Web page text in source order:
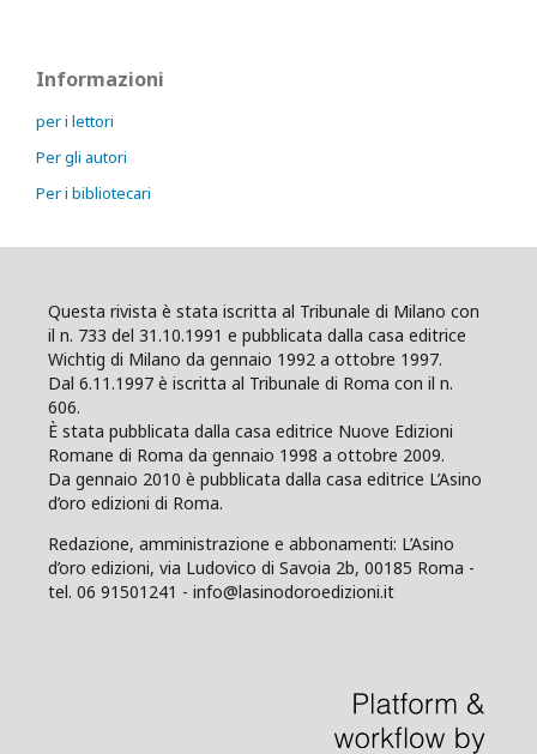
Informazioni
per i lettori
Per gli autori
Per i bibliotecari
Questa rivista è stata iscritta al Tribunale di Milano con
il n. 733 del 31.10.1991 e pubblicata dalla casa editrice
Wichtig di Milano da gennaio 1992 a ottobre 1997.
Dal 6.11.1997 è iscritta al Tribunale di Roma con il n.
606.
È stata pubblicata dalla casa editrice Nuove Edizioni
Romane di Roma da gennaio 1998 a ottobre 2009.
Da gennaio 2010 è pubblicata dalla casa editrice L’Asino
d’oro edizioni di Roma.
Redazione, amministrazione e abbonamenti: L’Asino
d’oro edizioni, via Ludovico di Savoia 2b, 00185 Roma -
tel. 06 91501241 - info@lasinodoroedizioni.it